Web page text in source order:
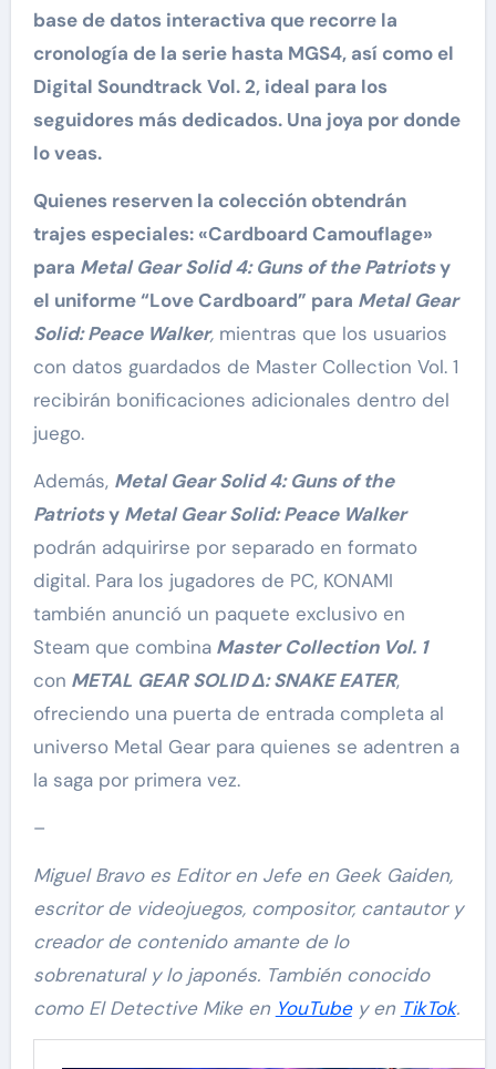
base de datos interactiva que recorre la
cronología de la serie hasta MGS4, así como el
Digital Soundtrack Vol. 2, ideal para los
seguidores más dedicados. Una joya por donde
lo veas.
Quienes reserven la colección obtendrán
trajes especiales: «Cardboard Camouflage»
para Metal Gear Solid 4: Guns of the Patriotsy
el uniforme “Love Cardboard” para Metal Gear
Solid: Peace Walker,mientras que los usuarios
con datos guardados de Master Collection Vol. 1
recibirán bonificaciones adicionales dentro del
juego.
Además, Metal Gear Solid 4: Guns of the
Patriotsy Metal Gear Solid: Peace Walker
podrán adquirirse por separado en formato
digital. Para los jugadores de PC, KONAMI
también anunció un paquete exclusivo en
Steam que combinaMaster Collection Vol. 1
con METAL GEAR SOLID Δ: SNAKE EATER,
ofreciendo una puerta de entrada completa al
universo Metal Gear para quienes se adentren a
la saga por primera vez.
–
Miguel Bravo es Editor en Jefe en Geek Gaiden,
escritor de videojuegos, compositor, cantautor y
creador de contenido amante de lo
sobrenatural y lo japonés. También conocido
como El Detective Mike en YouTubey en TikTok.